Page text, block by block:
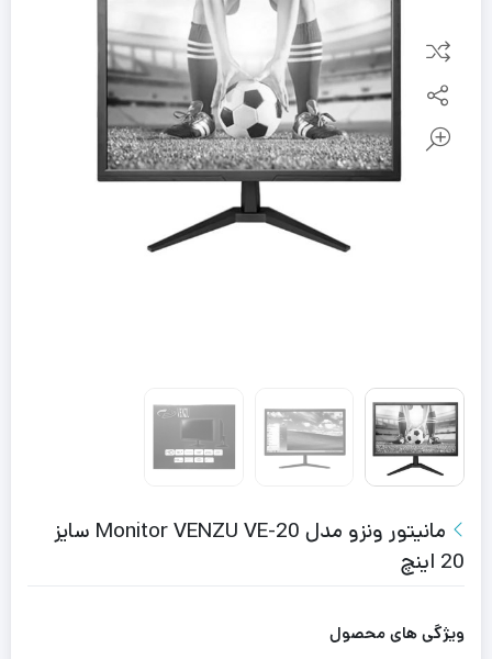
مانیتور ونزو مدل Monitor VENZU VE-20 سایز
20 اینچ
ویژگی های محصول